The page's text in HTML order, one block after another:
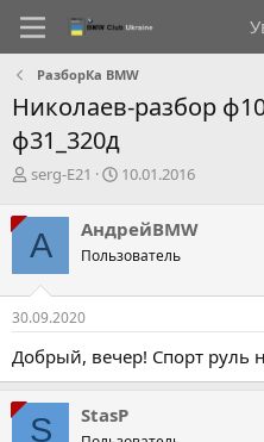
РазборКа BMW
Николаев-разбор
ф31_320д
А
т
о
р
т
е
м
serg-E21
Д
а
с
в
е
н
н
10.01.2016
А АндрейBMW
Пользователь
30.09.2020
Добрый, вечер! Спорт руль
S StasP